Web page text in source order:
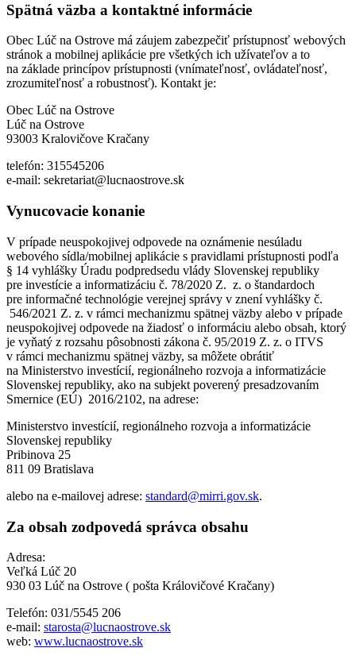
Spätná väzba a kontaktné informácie
Obec Lúč na Ostrove má záujem zabezpečiť prístupnosť webových
stránok a mobilnej aplikácie pre všetkých ich užívateľov a to
na základe princípov prístupnosti (vnímateľnosť, ovládateľnosť,
zrozumiteľnosť a robustnosť). Kontakt je:
Obec Lúč na Ostrove
Lúč na Ostrove
93003 Kralovičove Kračany
telefón: 315545206
e-mail: sekretariat@lucnaostrove.sk
Vynucovacie konanie
V prípade neuspokojivej odpovede na oznámenie nesúladu
webového sídla/mobilnej aplikácie s pravidlami prístupnosti podľa
§ 14 vyhlášky Úradu podpredsedu vlády Slovenskej republiky
pre investície a informatizáciu č. 78/2020 Z. z. o štandardoch
pre informačné technológie verejnej správy v znení vyhlášky č.
546/2021 Z. z. v rámci mechanizmu spätnej väzby alebo v prípade
neuspokojivej odpovede na žiadosť o informáciu alebo obsah, ktorý
je vyňatý z rozsahu pôsobnosti zákona č. 95/2019 Z. z. o ITVS
v rámci mechanizmu spätnej väzby, sa môžete obrátiť
na Ministerstvo investícií, regionálneho rozvoja a informatizácie
Slovenskej republiky, ako na subjekt poverený presadzovaním
Smernice (EÚ) 2016/2102, na adrese:
Ministerstvo investícií, regionálneho rozvoja a informatizácie
Slovenskej republiky
Pribinova 25
811 09 Bratislava
alebo na e-mailovej adrese: standard@mirri.gov.sk.
Za obsah zodpovedá správca obsahu
Adresa:
Veľká Lúč 20
930 03 Lúč na Ostrove ( pošta Královičové Kračany)
Telefón: 031/5545 206
e-mail: starosta@lucnaostrove.sk
web: www.lucnaostrove.sk